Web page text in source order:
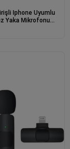
Iphone Uyumlu
Yaka Mikrofonu